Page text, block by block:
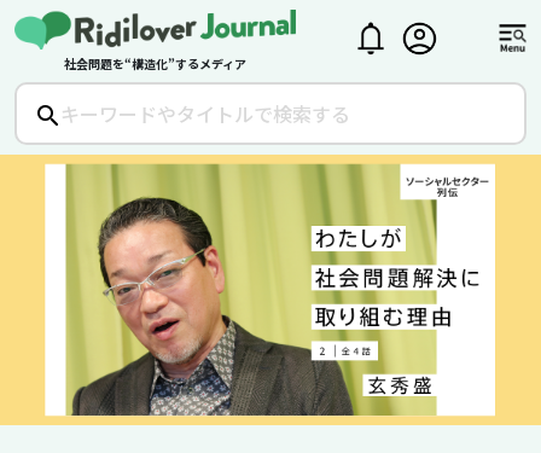
社会問題を“構造化”するメディア